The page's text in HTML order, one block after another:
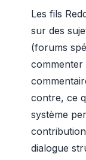
Les fils
sur des
(forums
commenter
contre, ce
système
dialogue